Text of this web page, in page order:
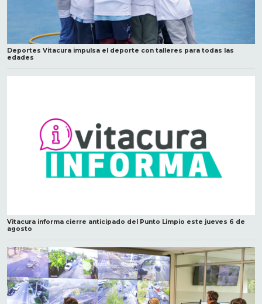
Deportes Vitacura impulsa el deporte con talleres para todas las
edades
Vitacura informa cierre anticipado del Punto Limpio este jueves 6 de
agosto